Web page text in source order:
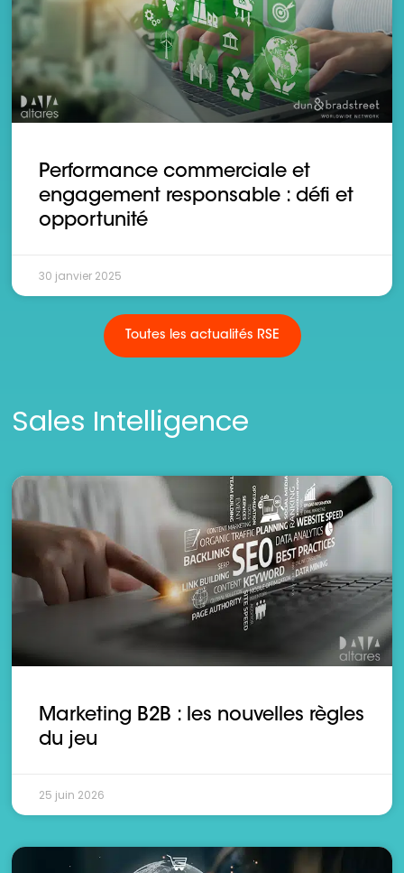
Performance commerciale et
engagement responsable : défi et
opportunité
30 janvier 2025
Toutes les actualités RSE
Sales Intelligence
Marketing B2B : les nouvelles règles
du jeu
25 juin 2026